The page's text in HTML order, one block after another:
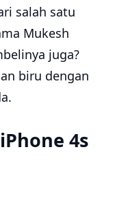
salah satu
Mukesh
juga?
biru dengan
4s